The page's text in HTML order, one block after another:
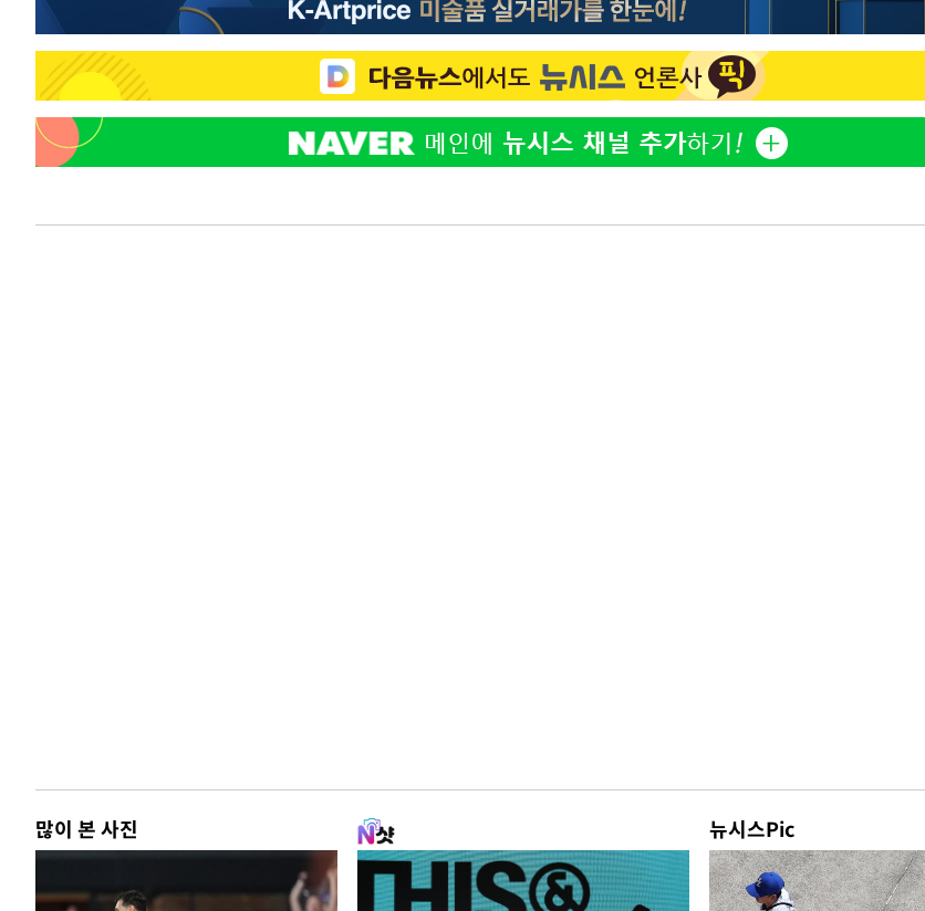
-14376초 전 >
[속보]코스피, 301.88포인트(4.58%) 내린 6296.38 마감
-11840초 전 > "여기 떨어졌다"…다누리, 스페이스X 로켓 달 충돌 흔적 포착
-8885초 전 >손흥민, 5경기 연속골 실패…LAFC는 승부차기 끝 과달라하라 격파
-1486초 전 >
내일까지 39도 '펄펄'…기상청 "태풍 지나며 폭염 잠시 꺾인다"
-1123초 전 >트럼프, 한국계 진보 주지사 후보 맹공…"공산주의가 최대 위협"
39분 전 >[속보]산업장관 "李정부, 원전 반대 안해…안정 전력 위해 불가피"
많이 본 사진 뉴시스Pic
2
황기순 "원정
도피"
3
이승기 측 "차
사기 수법…엄
4
아이유, 장기
5 최준희, 또 성